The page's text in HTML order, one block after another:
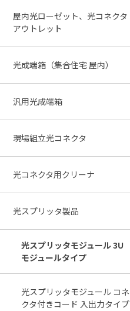
屋内光ローゼット、光コネクタ
アウトレット
光成端箱（集合住宅 屋内）
汎用光成端箱
現場組立光コネクタ
光コネクタ用クリーナ
光スプリッタ製品
光スプリッタモジュール 3U
モジュールタイプ
光スプリッタモジュール コネ
クタ付きコード 入出力タイプ